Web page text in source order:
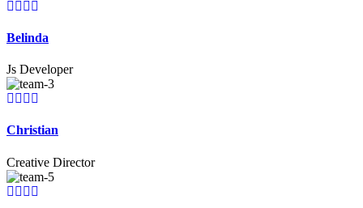
Belinda
Js Developer
Christian
Creative Director